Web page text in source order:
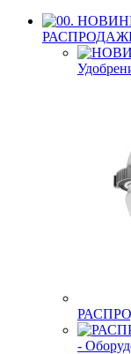
-